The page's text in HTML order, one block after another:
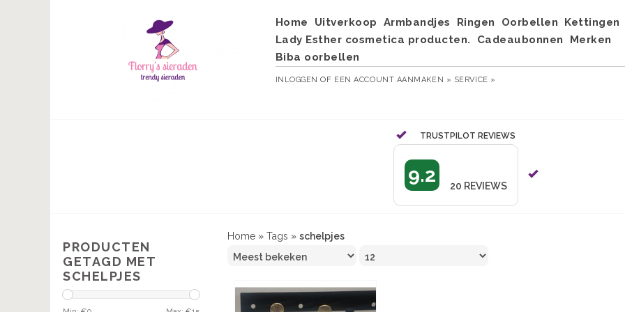
Home Uitverkoop Armbandjes Ringen Oorbellen
Kettingen
Lady Esther cosmetica producten.
Cadeaubonnen
Merken
Biba oorbellen
INLOGGEN OF EEN ACCOUNT AANMAKEN » SERVICE »
TRUSTPILOT REVIEWS
9.2 20 REVIEWS
PRODUCTEN
GETAGD MET
SCHELPJES
Home » Tags » schelpjes